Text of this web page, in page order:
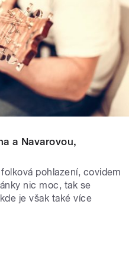
a Navarovou,
pohlazení, covidem
nic moc, tak se
je však také více